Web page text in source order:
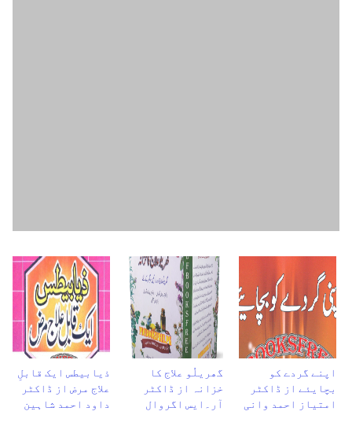
ذیابیطس ایک قابلِ
علاج مرض از ڈاکٹر
داود احمد شاہین
گھریلُو علاج کا
خزانہ از ڈاکٹر
آر۔ایس اگروال
اپنے گردے کو
بچایئے از ڈاکٹر
امتیاز احمد وانی